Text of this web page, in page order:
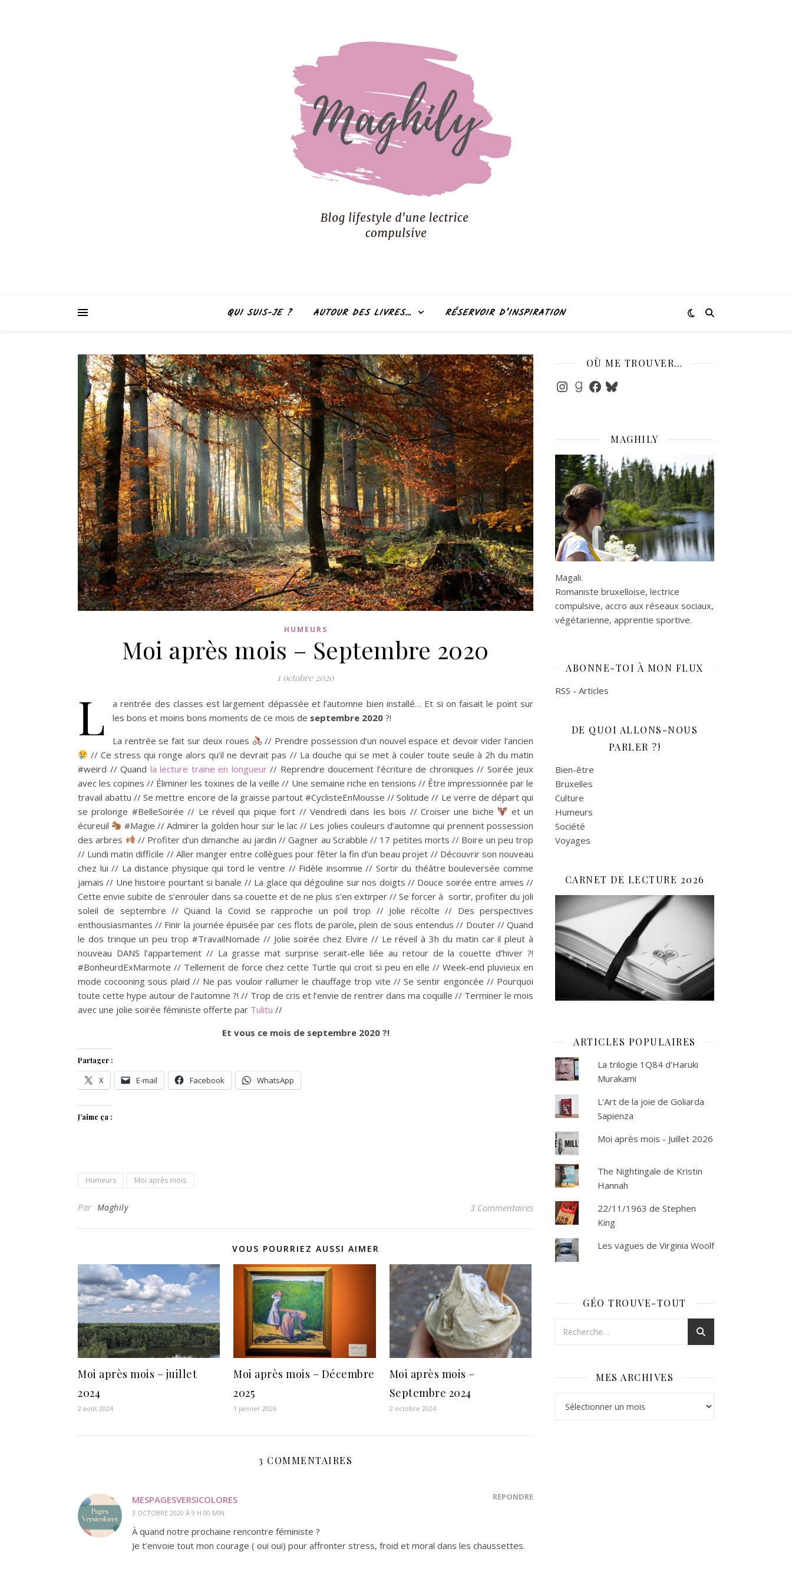
QUI SUIS-JE ? AUTOUR DES LIVRES… RÉSERVOIR D’INSPIRATION
HUMEURS
Moi après mois – Septembre 2020
1 octobre 2020
L
a rentrée des classes est largement dépassée et l’automne bien installé… Et si on faisait le point sur
les bons et moins bons moments de ce mois de septembre 2020 ?!
La rentrée se fait sur deux roues
// Prendre possession d’un nouvel espace et devoir vider l’ancien
// Ce stress qui ronge alors qu’il ne devrait pas // La douche qui se met à couler toute seule à 2h du matin
#weird // Quand la lecture traine en longueur// Reprendre doucement l’écriture de chroniques // Soirée jeux
avec les copines // Éliminer les toxines de la veille // Une semaine riche en tensions // Être impressionnée par le
travail abattu // Se mettre encore de la graisse partout #CyclisteEnMousse // Solitude // Le verre de départ qui
se prolonge #BelleSoirée // Le réveil qui pique fort // Vendredi dans les bois // Croiser une biche
et un
écureuil
#Magie // Admirer la golden hour sur le lac // Les jolies couleurs d’automne qui prennent possession
des arbres
// Profiter d’un dimanche au jardin // Gagner au Scrabble // 17 petites morts // Boire un peu trop
// Lundi matin difficile // Aller manger entre collègues pour fêter la fin d’un beau projet // Découvrir son nouveau
chez lui // La distance physique qui tord le ventre // Fidèle insomnie // Sortir du théâtre bouleversée comme
jamais // Une histoire pourtant si banale // La glace qui dégouline sur nos doigts // Douce soirée entre amies //
Cette envie subite de s’enrouler dans sa couette et de ne plus s’en extirper // Se forcer à sortir, profiter du joli
soleil de septembre // Quand la Covid se rapproche un poil trop // Jolie récolte // Des perspectives
enthousiasmantes // Finir la journée épuisée par ces flots de parole, plein de sous entendus // Douter // Quand
le dos trinque un peu trop #TravailNomade // Jolie soirée chez Elvire // Le réveil à 3h du matin car il pleut à
nouveau DANS l’appartement // La grasse mat surprise serait-elle liée au retour de la couette d’hiver ?!
#BonheurdExMarmote // Tellement de force chez cette Turtle qui croit si peu en elle // Week-end pluvieux en
mode cocooning sous plaid // Ne pas vouloir rallumer le chauffage trop vite // Se sentir engoncée // Pourquoi
toute cette hype autour de l’automne ?! // Trop de cris et l’envie de rentrer dans ma coquille // Terminer le mois
avec une jolie soirée féministe offerte par Tulitu //
Et vous ce mois de septembre 2020 ?!
Partager :
X E-mail Facebook WhatsApp
J’aime ça :
Humeurs Moi après mois
Par Maghily 3 Commentaires
VOUS POURRIEZ AUSSI AIMER
Moi après mois – juillet
2024
2 août 2024
Moi après mois – Décembre
2025
1 janvier 2026
Moi après mois –
Septembre 2024
2 octobre 2024
3 COMMENTAIRES
MESPAGESVERSICOLORES
3 OCTOBRE 2020 À 9 H 00 MIN
RÉPONDRE
À quand notre prochaine rencontre féministe ?
Je t’envoie tout mon courage ( oui oui) pour affronter stress, froid et moral dans les chaussettes.
OÙ ME TROUVER…
Instagram
Goodreads
Facebook
Bluesky
MAGHILY
Magali.
Romaniste bruxelloise, lectrice
compulsive, accro aux réseaux sociaux,
végétarienne, apprentie sportive.
ABONNE-TOI À MON FLUX
RSS - Articles
DE QUOI ALLONS-NOUS
PARLER ?!
Bien-être
Bruxelles
Culture
Humeurs
Société
Voyages
CARNET DE LECTURE 2026
ARTICLES POPULAIRES
La trilogie 1Q84 d'Haruki
Murakami
L'Art de la joie de Goliarda
Sapienza
Moi après mois - Juillet 2026
The Nightingale de Kristin
Hannah
22/11/1963 de Stephen
King
Les vagues de Virginia Woolf
GÉO TROUVE-TOUT
MES ARCHIVES